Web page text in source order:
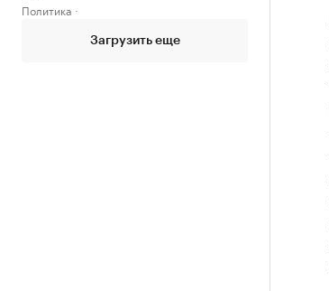
Политика
Загрузить еще